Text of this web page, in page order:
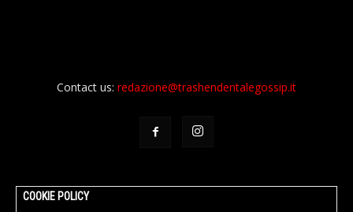
Contact us: redazione@trashendentalegossip.it
COOKIE POLICY